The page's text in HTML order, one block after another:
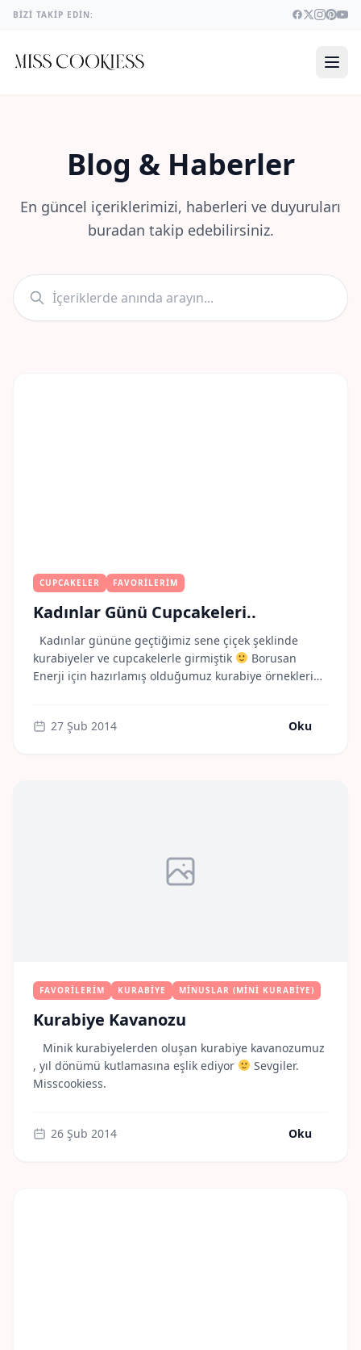
BIZI TAKIP EDIN:
Blog & Haberler
En güncel içeriklerimizi, haberleri ve duyuruları
buradan takip edebilirsiniz.
CUPCAKELER FAVORILERIM
Kadınlar Günü Cupcakeleri..
Kadınlar gününe geçtiğimiz sene çiçek şeklinde
kurabiyeler ve cupcakelerle girmiştik
Borusan
Enerji için hazırlamış olduğumuz kurabiye örneklerini
kadinlar-gunu-kutlu-olsun-kurumsal-kurabiyeler/ Bir
27 Şub 2014 Oku
FAVORILERIM KURABIYE MINUSLAR (MINI KURABIYE)
Kurabiye Kavanozu
Minik kurabiyelerden oluşan kurabiye kavanozumuz
, yıl dönümü kutlamasına eşlik ediyor
Sevgiler.
Misscookiess.
26 Şub 2014 Oku